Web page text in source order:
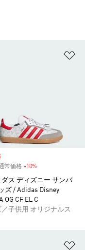
格
常価格 -10%
ダス ディズニー サンバ
ズ / Adidas Disney
OG CF EL C
／子供用 オリジナルス